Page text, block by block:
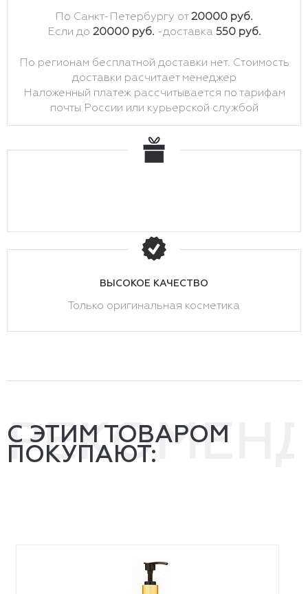
По Санкт-Петербургу от20000 руб.
Если до 20000 руб. -доставка 550 руб.
По регионам бесплатной доставки нет. Стоимость
доставки расчитает менеджер
Наложенный платеж рассчитывается по тарифам
почты России или курьерской службой
ВЫСОКОЕ КАЧЕСТВО
Только оригинальная косметика
С ЭТИМ ТОВАРОМ
ПОКУПАЮТ: